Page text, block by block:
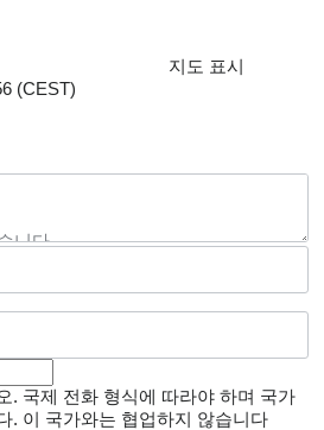
지도 표시
(CEST)
. 국제 전화 형식에 따라야 하며 국가
. 이 국가와는 협업하지 않습니다